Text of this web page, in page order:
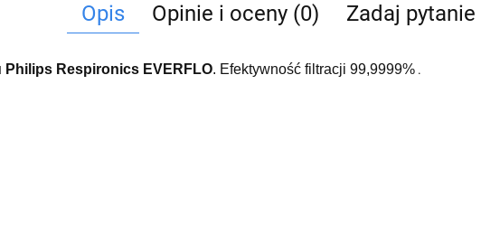
Opis Opinie i oceny (0) Zadaj pytanie
Philips Respironics EVERFLO. Efektywność filtracji 99,9999% .